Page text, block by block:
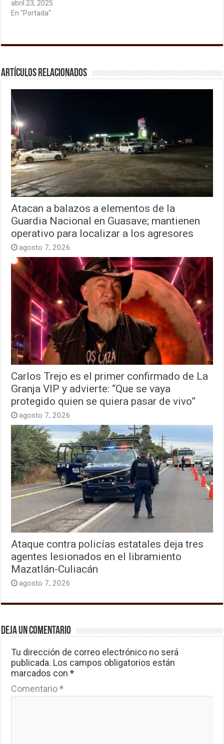
abril 23, 2025
En "Portada"
Artículos relacionados
Atacan a balazos a elementos de la
Guardia Nacional en Guasave; mantienen
operativo para localizar a los agresores
agosto 7, 2026
Carlos Trejo es el primer confirmado de La
Granja VIP y advierte: “Que se vaya
protegido quien se quiera pasar de vivo”
agosto 7, 2026
Ataque contra policías estatales deja tres
agentes lesionados en el libramiento
Mazatlán-Culiacán
agosto 7, 2026
Deja un comentario
Tu dirección de correo electrónico no será
publicada. Los campos obligatorios están
marcados con*
Comentario*